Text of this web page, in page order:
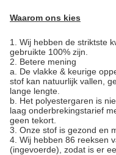
Waarom ons kies
1. Wij hebben de striktste
gebruikte 100% zijn.
2. Betere mening
a. De vlakke & keurige
stof kan natuurlijk vallen,
lange lengte.
b. Het polyestergaren is
laag onderbrekingstarief
geen tekort.
3. Onze stof is gezond en
4. Wij hebben 86 reeksen
(ingevoerde), zodat is er